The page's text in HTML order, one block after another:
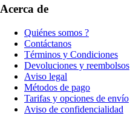
Acerca de
Quiénes somos ?
Contáctanos
Términos y Condiciones
Devoluciones y reembolsos
Aviso legal
Métodos de pago
Tarifas y opciones de envío
Aviso de confidencialidad